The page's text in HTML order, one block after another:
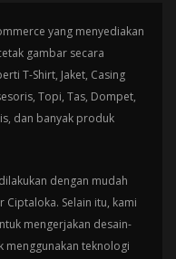
yang menyediakan
gambar secara
T-Shirt, Jaket, Casing
Topi, Tas, Dompet,
dan banyak produk
dengan mudah
Selain itu, kami
mengerjakan desain-
menggunakan teknologi